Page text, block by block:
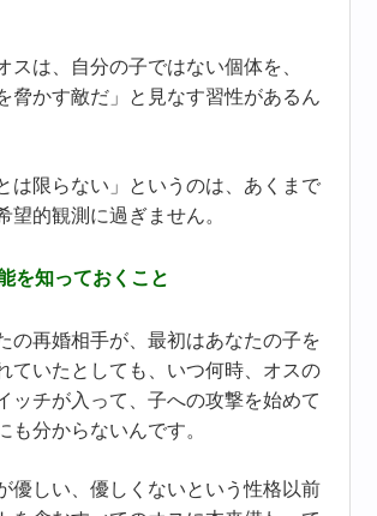
スは、自分の子ではない個体を、
脅かす敵だ」と見なす習性があるん
は限らない」というのは、あくまで
望的観測に過ぎません。
を知っておくこと
の再婚相手が、最初はあなたの子を
ていたとしても、いつ何時、オスの
ッチが入って、子への攻撃を始めて
も分からないんです。
優しい、優しくないという性格以前